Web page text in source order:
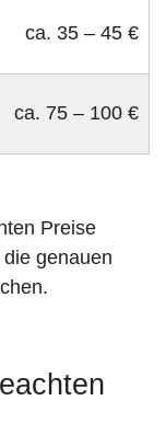
ca. 35 – 45 €
ca. 75 – 100 €
Preise
genauen